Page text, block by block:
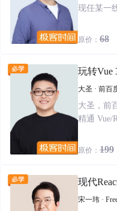
现任某一
架构设计
原价： 68
玩转Vue
大圣 · 前百
大圣，前
精通 Vue/
栈均有着
独到见解
原价： 199
现代
宋一玮 ·